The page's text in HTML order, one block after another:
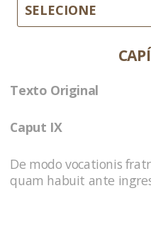
SELECIONE
Texto Original
Caput IX
De modo vocationis
quam habuit ante